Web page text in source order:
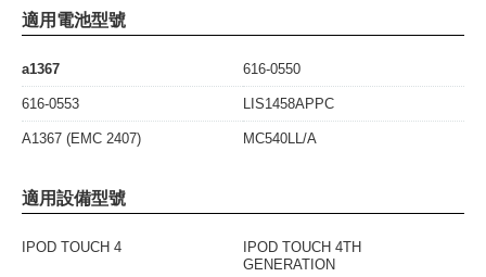
適用電池型號
a1367 616-0550
616-0553 LIS1458APPC
A1367 (EMC 2407) MC540LL/A
適用設備型號
IPOD TOUCH 4
IPOD TOUCH 4TH
GENERATION